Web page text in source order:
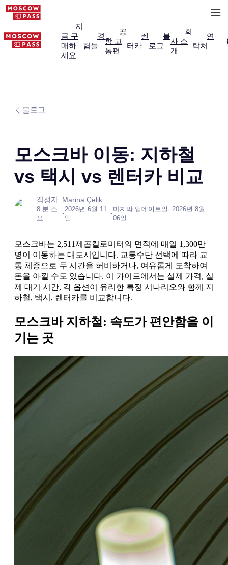
지
금 구
매하
세요
경
험들
공
항 교
통편
렌
터카
블
로그
회
사 소
개
연
락처
블로그
모스크바 이동: 지하철
vs 택시 vs 렌터카 비교
작성자: Marina Çelik
8 분 소
요
•
2026년 6월 11
일
•
마지막 업데이트일: 2026년 8월
06일
모스크바는 2,511제곱킬로미터의 면적에 매일 1,300만
명이 이동하는 대도시입니다. 교통수단 선택에 따라 교
통 체증으로 두 시간을 허비하거나, 여유롭게 도착하여
돈을 아낄 수도 있습니다. 이 가이드에서는 실제 가격, 실
제 대기 시간, 각 옵션이 유리한 특정 시나리오와 함께 지
하철, 택시, 렌터카를 비교합니다.
모스크바 지하철: 속도가 편안함을 이
기는 곳